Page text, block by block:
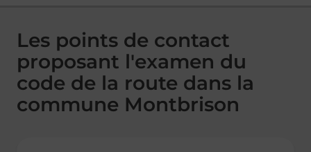
Les points de contact
proposant l'examen du
code de la route dans la
commune Montbrison